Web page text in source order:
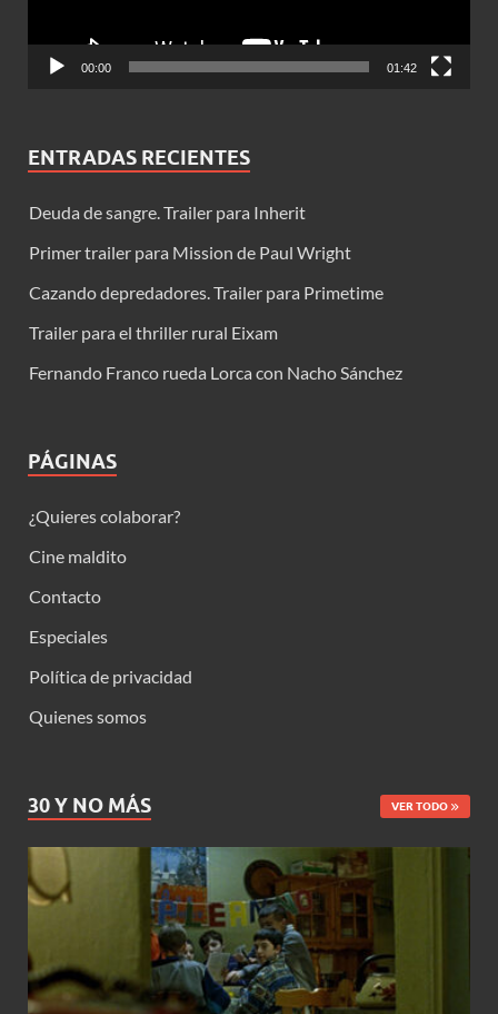
00:00 01:42
ENTRADAS RECIENTES
Deuda de sangre. Trailer para Inherit
Primer trailer para Mission de Paul Wright
Cazando depredadores. Trailer para Primetime
Trailer para el thriller rural Eixam
Fernando Franco rueda Lorca con Nacho Sánchez
PÁGINAS
¿Quieres colaborar?
Cine maldito
Contacto
Especiales
Política de privacidad
Quienes somos
30 Y NO MÁS VER TODO